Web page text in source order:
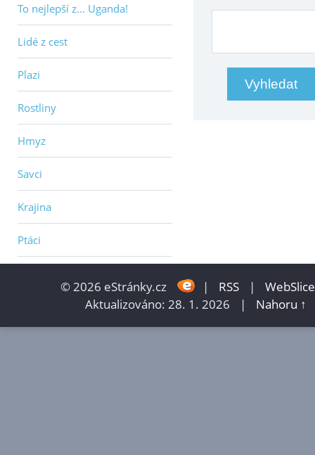
To nejlepší z... Uganda!
Lidé z cest
Plazi
Rostliny
Hmyz
Savci
Krajina
Ptáci
© 2026 eStránky.cz | RSS |
WebSlice
Aktualizováno: 28. 1. 2026
| Nahoru ↑